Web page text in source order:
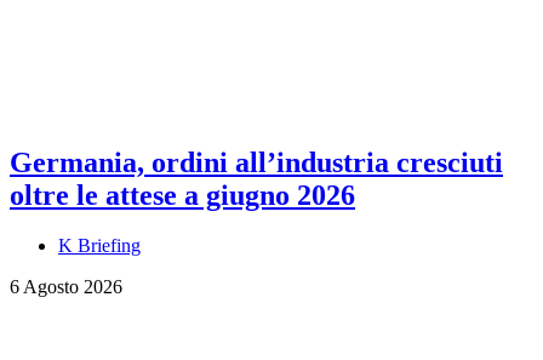
Germania, ordini all’industria cresciuti
oltre le attese a giugno 2026
K Briefing
6 Agosto 2026